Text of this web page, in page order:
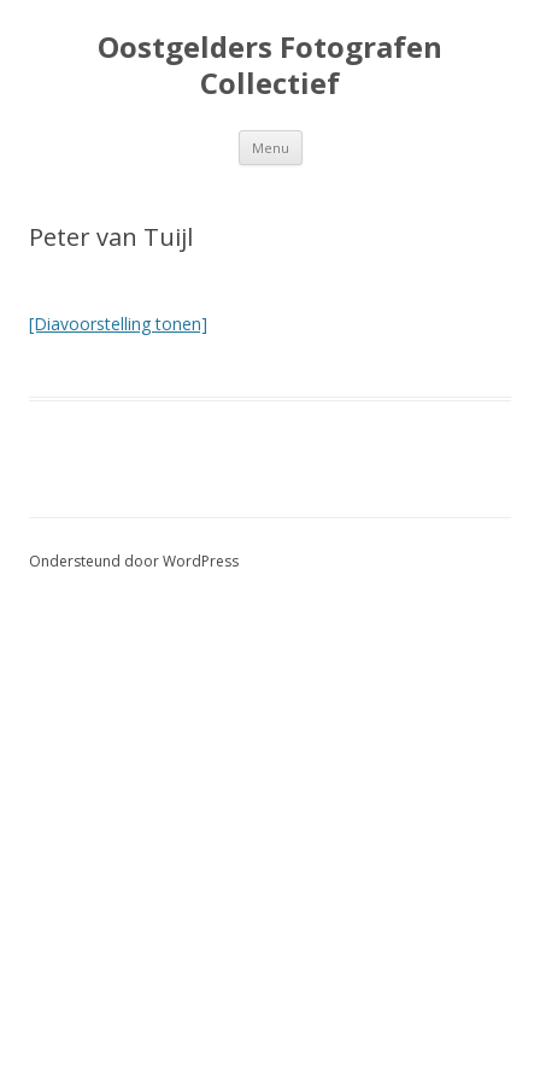
Oostgelders Fotografen
Collectief
Menu Spring
inhoud
Peter van Tuijl
[Diavoorstelling tonen]
Ondersteund door WordPress